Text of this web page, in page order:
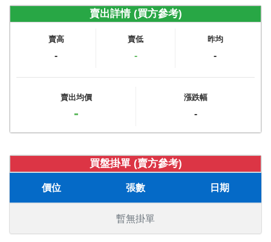
賣出詳情 (買方參考)
賣高
-
賣低
-
昨均
-
賣出均價
-
漲跌幅
-
買盤掛單 (賣方參考)
價位 張數 日期
暫無掛單